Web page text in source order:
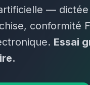
— dictée
, conformité
Essai